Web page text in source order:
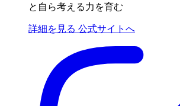
と自ら考える力を育む
詳細を見る 公式サイトへ